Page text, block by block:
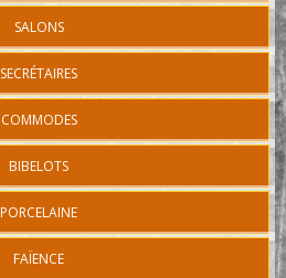
SALONS
SECRÉTAIRES
COMMODES
BIBELOTS
PORCELAINE
FAÏENCE